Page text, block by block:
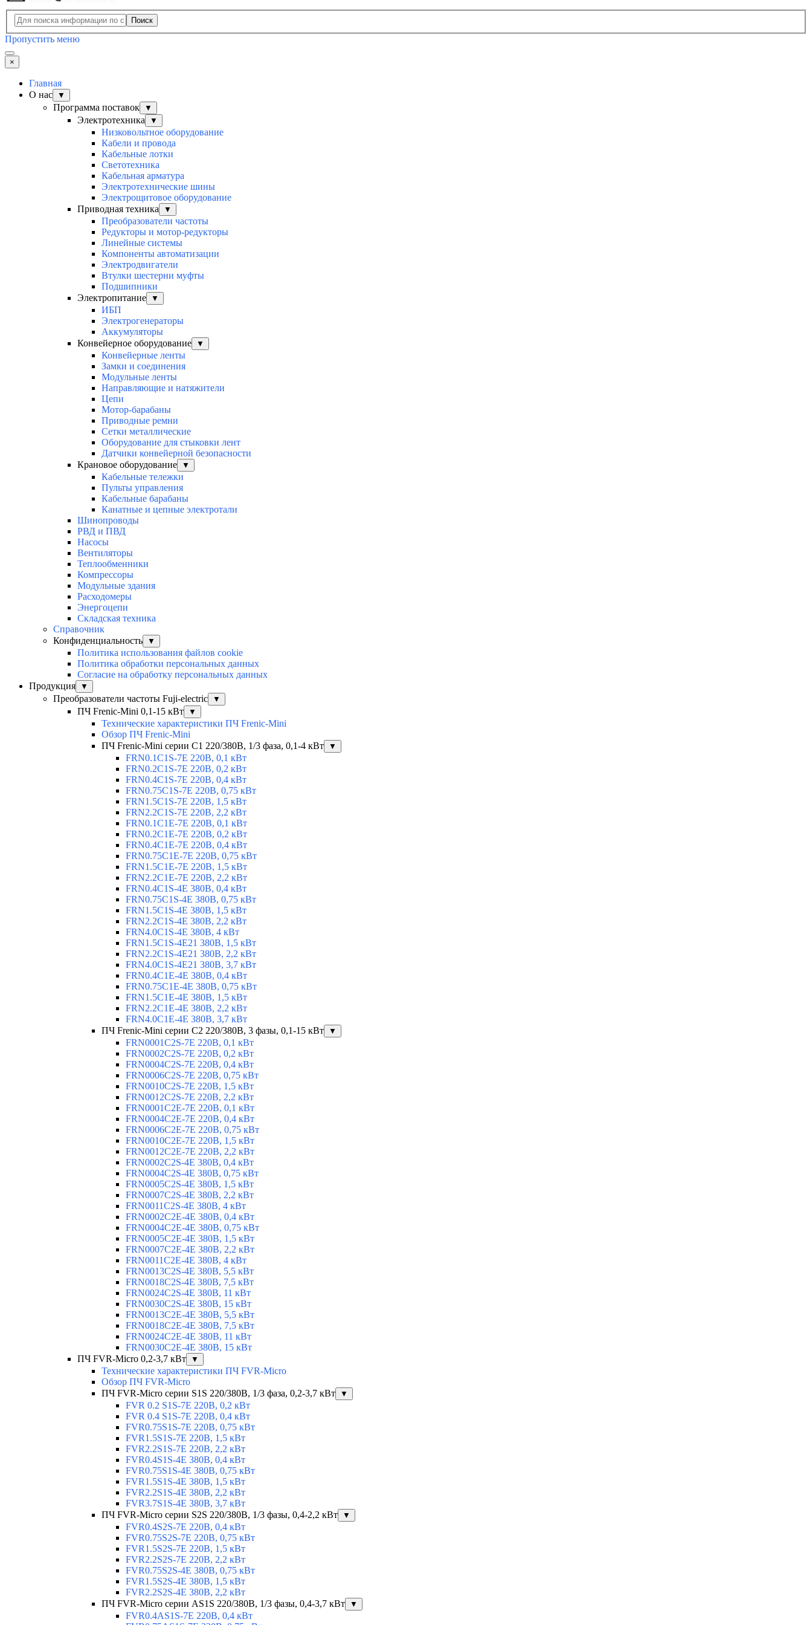
Поиск
Пропустить меню
×
Главная
О нас
▼
Программа поставок ▼
Электротехника ▼
Низковольтное оборудование
Кабели и провода
Кабельные лотки
Светотехника
Кабельная арматура
Электротехнические шины
Электрощитовое оборудование
Приводная техника
▼
Преобразователи частоты
Редукторы и мотор-редукторы
Линейные системы
Компоненты автоматизации
Электродвигатели
Втулки шестерни муфты
Подшипники
Электропитание
▼
ИБП
Электрогенераторы
Аккумуляторы
Конвейерное оборудование
▼
Конвейерные ленты
Замки и соединения
Модульные ленты
Направляющие и натяжители
Цепи
Мотор-барабаны
Приводные ремни
Сетки металлические
Оборудование для стыковки лент
Датчики конвейерной безопасности
Крановое оборудование
▼
Кабельные тележки
Пульты управления
Кабельные барабаны
Канатные и цепные электротали
Шинопроводы
РВД и ПВД
Насосы
Вентиляторы
Теплообменники
Компрессоры
Модульные здания
Расходомеры
Энергоцепи
Складская техника
Справочник
Конфиденциальность
▼
Политика использования файлов cookie
Политика обработки персональных данных
Согласие на обработку персональных данных
Продукция
▼
Преобразователи частоты Fuji-electric ▼
ПЧ Frenic-Mini 0,1-15 кВт ▼
Технические характеристики ПЧ Frenic-Mini
Обзор ПЧ Frenic-Mini
ПЧ Frenic-Mini серии C1 220/380В, 1/3 фаза, 0,1-4 кВт
▼
FRN0.1C1S-7E 220В, 0,1 кВт
FRN0.2C1S-7E 220В, 0,2 кВт
FRN0.4C1S-7E 220В, 0,4 кВт
FRN0.75C1S-7E 220В, 0,75 кВт
FRN1.5C1S-7E 220В, 1,5 кВт
FRN2.2C1S-7E 220В, 2,2 кВт
FRN0.1C1E-7E 220В, 0,1 кВт
FRN0.2C1E-7E 220В, 0,2 кВт
FRN0.4C1E-7E 220В, 0,4 кВт
FRN0.75C1E-7E 220В, 0,75 кВт
FRN1.5C1E-7E 220В, 1,5 кВт
FRN2.2C1E-7E 220В, 2,2 кВт
FRN0.4C1S-4E 380В, 0,4 кВт
FRN0.75C1S-4E 380В, 0,75 кВт
FRN1.5C1S-4E 380В, 1,5 кВт
FRN2.2C1S-4E 380В, 2,2 кВт
FRN4.0C1S-4E 380В, 4 кВт
FRN1.5C1S-4E21 380В, 1,5 кВт
FRN2.2C1S-4E21 380В, 2,2 кВт
FRN4.0C1S-4E21 380В, 3,7 кВт
FRN0.4C1E-4E 380В, 0,4 кВт
FRN0.75C1E-4E 380В, 0,75 кВт
FRN1.5C1E-4E 380В, 1,5 кВт
FRN2.2C1E-4E 380В, 2,2 кВт
FRN4.0C1E-4E 380В, 3,7 кВт
ПЧ Frenic-Mini серии С2 220/380В, 3 фазы, 0,1-15 кВт
▼
FRN0001C2S-7E 220В, 0,1 кВт
FRN0002C2S-7E 220В, 0,2 кВт
FRN0004C2S-7E 220В, 0,4 кВт
FRN0006C2S-7E 220В, 0,75 кВт
FRN0010C2S-7E 220В, 1,5 кВт
FRN0012C2S-7E 220В, 2,2 кВт
FRN0001C2E-7E 220В, 0,1 кВт
FRN0004C2E-7E 220В, 0,4 кВт
FRN0006C2E-7E 220В, 0,75 кВт
FRN0010C2E-7E 220В, 1,5 кВт
FRN0012C2E-7E 220В, 2,2 кВт
FRN0002C2S-4E 380В, 0,4 кВт
FRN0004C2S-4E 380В, 0,75 кВт
FRN0005C2S-4E 380В, 1,5 кВт
FRN0007C2S-4E 380В, 2,2 кВт
FRN0011C2S-4E 380В, 4 кВт
FRN0002C2E-4E 380В, 0,4 кВт
FRN0004C2E-4E 380В, 0,75 кВт
FRN0005C2E-4E 380В, 1,5 кВт
FRN0007C2E-4E 380В, 2,2 кВт
FRN0011C2E-4E 380В, 4 кВт
FRN0013C2S-4E 380В, 5,5 кВт
FRN0018C2S-4E 380В, 7,5 кВт
FRN0024C2S-4E 380В, 11 кВт
FRN0030C2S-4E 380В, 15 кВт
FRN0013C2E-4E 380В, 5,5 кВт
FRN0018C2E-4E 380В, 7,5 кВт
FRN0024C2E-4E 380В, 11 кВт
FRN0030C2E-4E 380В, 15 кВт
ПЧ FVR-Micro 0,2-3,7 кВт
▼
Технические характеристики ПЧ FVR-Micro
Обзор ПЧ FVR-Micro
ПЧ FVR-Micro серии S1S 220/380В, 1/3 фаза, 0,2-3,7 кВт
▼
FVR 0.2 S1S-7E 220В, 0,2 кВт
FVR 0.4 S1S-7E 220В, 0,4 кВт
FVR0.75S1S-7E 220В, 0,75 кВт
FVR1.5S1S-7E 220В, 1,5 кВт
FVR2.2S1S-7E 220В, 2,2 кВт
FVR0.4S1S-4E 380В, 0,4 кВт
FVR0.75S1S-4E 380В, 0,75 кВт
FVR1.5S1S-4E 380В, 1,5 кВт
FVR2.2S1S-4E 380В, 2,2 кВт
FVR3.7S1S-4E 380В, 3,7 кВт
ПЧ FVR-Micro серии S2S 220/380В, 1/3 фазы, 0,4-2,2 кВт
▼
FVR0.4S2S-7E 220В, 0,4 кВт
FVR0.75S2S-7E 220В, 0,75 кВт
FVR1.5S2S-7E 220В, 1,5 кВт
FVR2.2S2S-7E 220В, 2,2 кВт
FVR0.75S2S-4E 380В, 0,75 кВт
FVR1.5S2S-4E 380В, 1,5 кВт
FVR2.2S2S-4E 380В, 2,2 кВт
ПЧ FVR-Micro серии AS1S 220/380В, 1/3 фазы, 0,4-3,7 кВт
▼
FVR0.4AS1S-7E 220В, 0,4 кВт